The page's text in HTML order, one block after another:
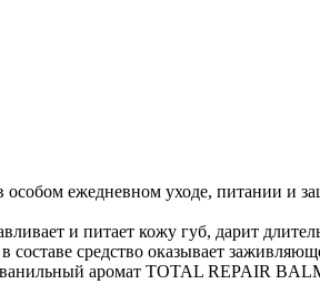
ежедневном уходе, питании и
и питает кожу губ, дарит
средство оказывает
аромат TOTAL REPAIR BALM